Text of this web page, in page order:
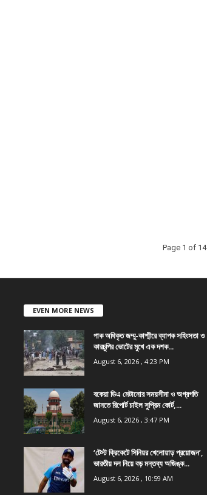
Page 1 of 14
EVEN MORE NEWS
পাক অধিকৃত জম্মু-কাশ্মীরে ব্যাপক সহিংসতা ও
কারচুপির ভোটের মুখে এক দশক...
August 6, 2026 , 4:23 PM
বকেয়া ডিএ মেটানোর সময়সীমা ও অগ্রগতি
জানতে রিপোর্ট চাইল সুপ্রিম কোর্ট,...
August 6, 2026 , 3:47 PM
‘টেস্ট ক্রিকেটে সিনিয়র খেলোয়াড় প্রয়োজন’,
ভারতীয় দল নিয়ে বড় মন্তব্য অজিঙ্ক...
August 6, 2026 , 10:59 AM